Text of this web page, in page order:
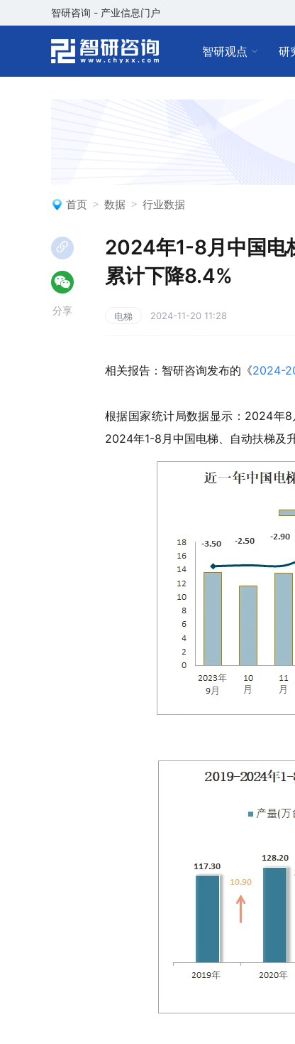
智研咨询 - 产业信息门户
智研观点 研
首页 数据 行业数据
2024年1-8月中国电
累计下降8.4%
电梯 2024-11-20 11:28
相关报告：智研咨询发布的《2024-
根据国家统计局数据显示：2024年8
2024年1-8月中国电梯、自动扶梯及
分享